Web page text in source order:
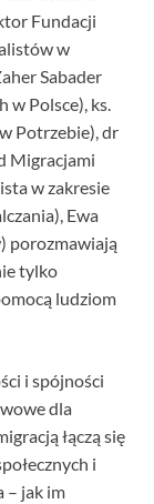
Fundacji
w
Sabader
w Polsce), ks.
Potrzebie), dr
Migracjami
w zakresie
Ewa
porozmawiają
tylko
ludziom
i spójności
dla
łączą się
i
– jak im